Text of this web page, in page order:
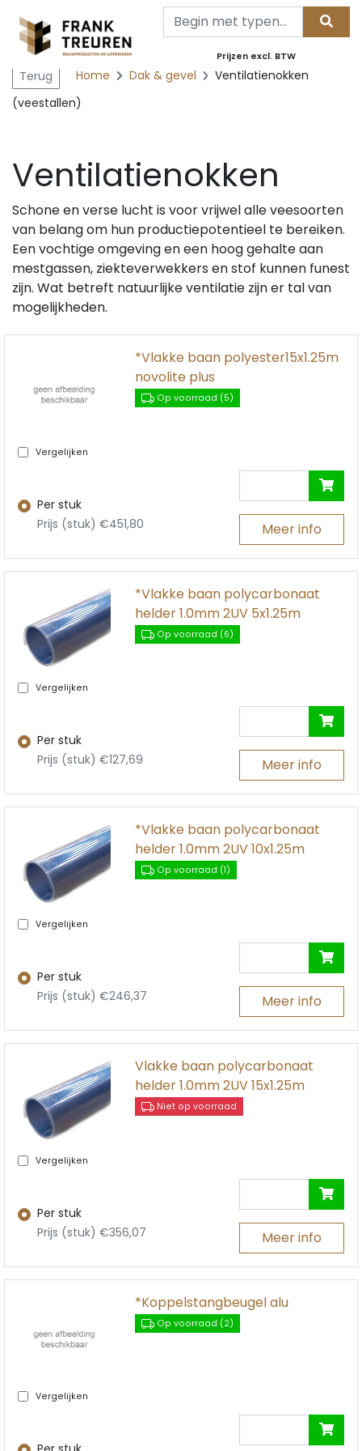
Prijzen excl. BTW
Terug Home Dak & gevel
Ventilatienokken
(veestallen)
Ventilatienokken
Schone en verse lucht is voor vrijwel alle veesoorten
van belang om hun productiepotentieel te bereiken.
Een vochtige omgeving en een hoog gehalte aan
mestgassen, ziekteverwekkers en stof kunnen funest
zijn. Wat betreft natuurlijke ventilatie zijn er tal van
mogelijkheden.
Vergelijken
*Vlakke baan polyester15x1.25m
novolite plus
Op voorraad (5)
Per stuk
Prijs (stuk) €451,80
Meer info
Vergelijken
*Vlakke baan polycarbonaat
helder 1.0mm 2UV 5x1.25m
Op voorraad (6)
Per stuk
Prijs (stuk) €127,69
Meer info
Vergelijken
*Vlakke baan polycarbonaat
helder 1.0mm 2UV 10x1.25m
Op voorraad (1)
Per stuk
Prijs (stuk) €246,37
Meer info
Vergelijken
Vlakke baan polycarbonaat
helder 1.0mm 2UV 15x1.25m
Niet op voorraad
Per stuk
Prijs (stuk) €356,07
Meer info
Vergelijken
*Koppelstangbeugel alu
Op voorraad (2)